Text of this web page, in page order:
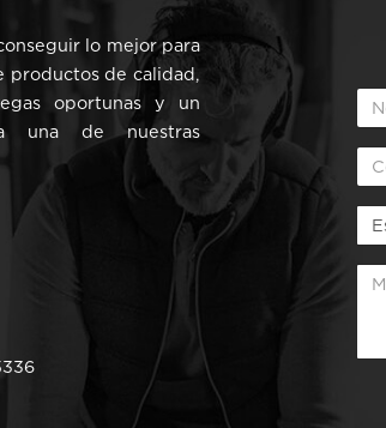
lo mejor para
productos de calidad,
oportunas y un
una de nuestras